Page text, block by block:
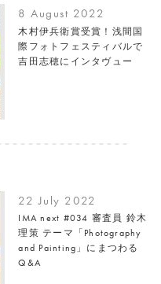
8 August 2022
木村伊兵衛賞受賞！浅間国
際フォトフェスティバルで
吉田志穂にインタヴュー
22 July 2022
IMA next #034 審査員 鈴木
理策 テーマ「Photography
and Painting」にまつわる
Q&A